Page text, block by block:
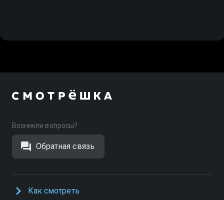
Возникли вопросы?
Обратная связь
Как смотреть